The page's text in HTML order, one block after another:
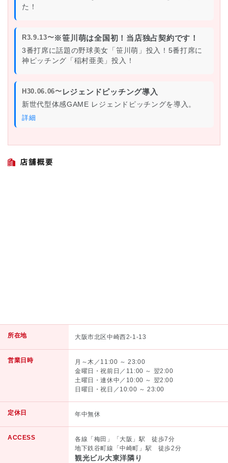
た！
R3.9.13〜※笹川萌は全国初！当店独占契約です！
3番打席に話題の野球美女「笹川萌」投入！5番打席に
神ピッチング「稲村亜美」投入！
H30.06.06〜 レジェンドピッチング導入
新世代型体感GAME レジェンドピッチングを導入。
詳細
所在地 大阪市北区中崎西2-1-13
営業日時
月～木／11:00 ～ 23:00
金曜日・祝前日／11:00 ～ 翌2:00
土曜日・連休中／10:00 ～ 翌2:00
日曜日・祝日／10:00 ～ 23:00
定休日 年中無休
ACCESS
各線「梅田」「大阪」駅 徒歩7分
地下鉄谷町線「中崎町」駅 徒歩2分
観光ビル大東洋隣り